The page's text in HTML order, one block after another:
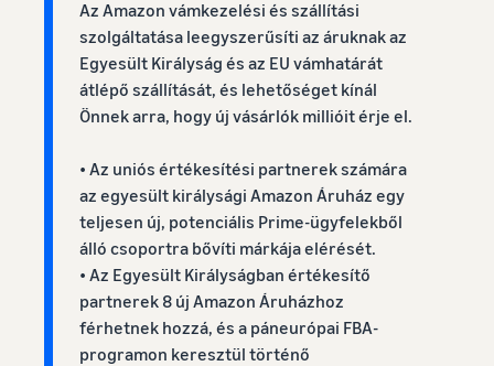
Az Amazon vámkezelési és szállítási
szolgáltatása leegyszerűsíti az áruknak az
Egyesült Királyság és az EU vámhatárát
átlépő szállítását, és lehetőséget kínál
Önnek arra, hogy új vásárlók millióit érje el.
• Az uniós értékesítési partnerek számára
az egyesült királysági Amazon Áruház egy
teljesen új, potenciális Prime-ügyfelekből
álló csoportra bővíti márkája elérését.
• Az Egyesült Királyságban értékesítő
partnerek 8 új Amazon Áruházhoz
férhetnek hozzá, és a páneurópai FBA-
programon keresztül történő